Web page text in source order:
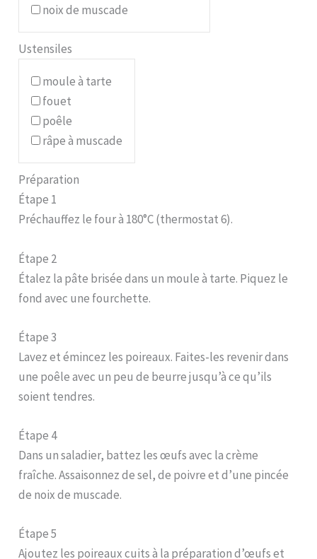
noix de muscade
Ustensiles
moule à tarte
fouet
poêle
râpe à muscade
Préparation
Étape 1
Préchauffez le four à 180°C (thermostat 6).
Étape 2
Étalez la pâte brisée dans un moule à tarte. Piquez le
fond avec une fourchette.
Étape 3
Lavez et émincez les poireaux. Faites-les revenir dans
une poêle avec un peu de beurre jusqu’à ce qu’ils
soient tendres.
Étape 4
Dans un saladier, battez les œufs avec la crème
fraîche. Assaisonnez de sel, de poivre et d’une pincée
de noix de muscade.
Étape 5
Ajoutez les poireaux cuits à la préparation d’œufs et